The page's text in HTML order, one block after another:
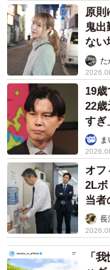
夏樹さんの思いやりで
愛好家さん）
ーー今回試された
「Soundcore
やラジオにつなげ
などを考慮して、
イヤホンを使うこ
「機種をいろいろ
原
鬼
ない
スト
た
19歳
22歳
すぎ
オフ
2L
当者
説】
長
「